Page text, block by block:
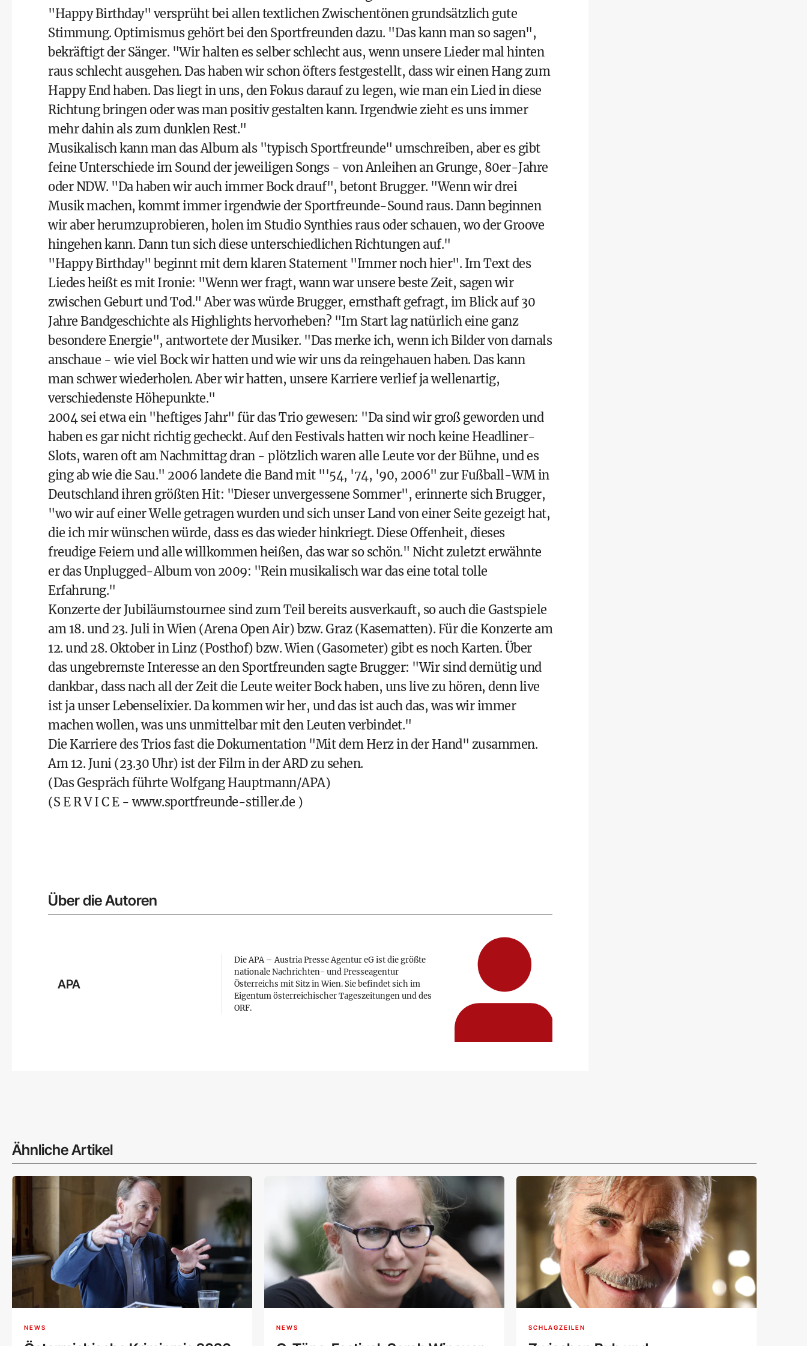
"Happy Birthday" versprüht bei allen textlichen Zwischentönen grundsätzlich gute
Stimmung. Optimismus gehört bei den Sportfreunden dazu. "Das kann man so sagen",
bekräftigt der Sänger. "Wir halten es selber schlecht aus, wenn unsere Lieder mal hinten
raus schlecht ausgehen. Das haben wir schon öfters festgestellt, dass wir einen Hang zum
Happy End haben. Das liegt in uns, den Fokus darauf zu legen, wie man ein Lied in diese
Richtung bringen oder was man positiv gestalten kann. Irgendwie zieht es uns immer
mehr dahin als zum dunklen Rest."
Musikalisch kann man das Album als "typisch Sportfreunde" umschreiben, aber es gibt
feine Unterschiede im Sound der jeweiligen Songs - von Anleihen an Grunge, 80er-Jahre
oder NDW. "Da haben wir auch immer Bock drauf", betont Brugger. "Wenn wir drei
Musik machen, kommt immer irgendwie der Sportfreunde-Sound raus. Dann beginnen
wir aber herumzuprobieren, holen im Studio Synthies raus oder schauen, wo der Groove
hingehen kann. Dann tun sich diese unterschiedlichen Richtungen auf."
"Happy Birthday" beginnt mit dem klaren Statement "Immer noch hier". Im Text des
Liedes heißt es mit Ironie: "Wenn wer fragt, wann war unsere beste Zeit, sagen wir
zwischen Geburt und Tod." Aber was würde Brugger, ernsthaft gefragt, im Blick auf 30
Jahre Bandgeschichte als Highlights hervorheben? "Im Start lag natürlich eine ganz
besondere Energie", antwortete der Musiker. "Das merke ich, wenn ich Bilder von damals
anschaue - wie viel Bock wir hatten und wie wir uns da reingehauen haben. Das kann
man schwer wiederholen. Aber wir hatten, unsere Karriere verlief ja wellenartig,
verschiedenste Höhepunkte."
2004 sei etwa ein "heftiges Jahr" für das Trio gewesen: "Da sind wir groß geworden und
haben es gar nicht richtig gecheckt. Auf den Festivals hatten wir noch keine Headliner-
Slots, waren oft am Nachmittag dran - plötzlich waren alle Leute vor der Bühne, und es
ging ab wie die Sau." 2006 landete die Band mit "'54, '74, '90, 2006" zur Fußball-WM in
Deutschland ihren größten Hit: "Dieser unvergessene Sommer", erinnerte sich Brugger,
"wo wir auf einer Welle getragen wurden und sich unser Land von einer Seite gezeigt hat,
die ich mir wünschen würde, dass es das wieder hinkriegt. Diese Offenheit, dieses
freudige Feiern und alle willkommen heißen, das war so schön." Nicht zuletzt erwähnte
er das Unplugged-Album von 2009: "Rein musikalisch war das eine total tolle
Erfahrung."
Konzerte der Jubiläumstournee sind zum Teil bereits ausverkauft, so auch die Gastspiele
am 18. und 23. Juli in Wien (Arena Open Air) bzw. Graz (Kasematten). Für die Konzerte am
12. und 28. Oktober in Linz (Posthof) bzw. Wien (Gasometer) gibt es noch Karten. Über
das ungebremste Interesse an den Sportfreunden sagte Brugger: "Wir sind demütig und
dankbar, dass nach all der Zeit die Leute weiter Bock haben, uns live zu hören, denn live
ist ja unser Lebenselixier. Da kommen wir her, und das ist auch das, was wir immer
machen wollen, was uns unmittelbar mit den Leuten verbindet."
Die Karriere des Trios fast die Dokumentation "Mit dem Herz in der Hand" zusammen.
Am 12. Juni (23.30 Uhr) ist der Film in der ARD zu sehen.
(Das Gespräch führte Wolfgang Hauptmann/APA)
(S E R V I C E -www.sportfreunde-stiller.de )
Über die Autoren
APA
Die APA – Austria Presse Agentur eG ist die größte
nationale Nachrichten- und Presseagentur
Österreichs mit Sitz in Wien. Sie befindet sich im
Eigentum österreichischer Tageszeitungen und des
ORF.
Ähnliche Artikel
NEWS NEWS SCHLAGZEILEN